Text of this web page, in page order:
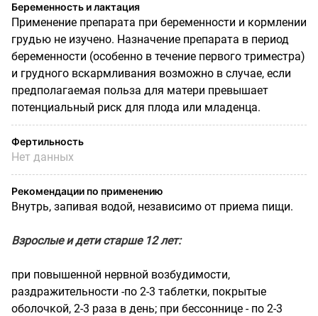
Беременность и лактация
Применение препарата при беременности и кормлении
грудью не изучено. Назначение препарата в период
беременности (особенно в течение первого триместра)
и грудного вскармливания возможно в случае, если
предполагаемая польза для матери превышает
потенциальный риск для плода или младенца.
Фертильность
Нет данных
Рекомендации по применению
Внутрь, запивая водой, независимо от приема пищи.
Взрослые и дети старше 12 лет:
при повышенной нервной возбудимости,
раздражительности -по 2-3 таблетки, покрытые
оболочкой, 2-3 раза в день; при бессоннице - по 2-3